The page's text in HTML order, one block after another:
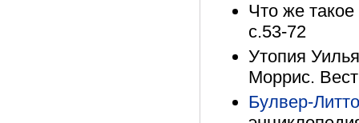
Что же
с.53-72
Утопия
Моррис.
Булвер-